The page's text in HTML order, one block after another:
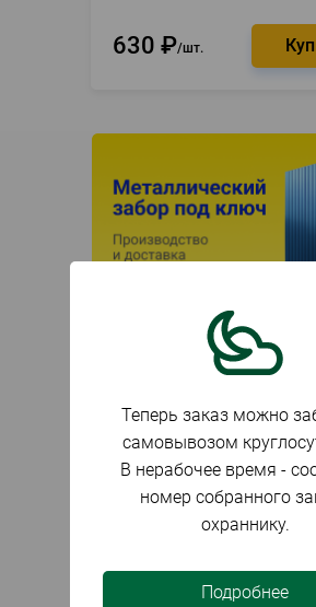
630 ₽ шт.
Теперь заказ можно
самовывозом
В нерабочее время -
номер собранного
охраннику.
Подробнее